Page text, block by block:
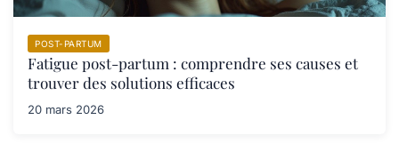
POST-PARTUM
Fatigue post-partum : comprendre ses causes et
trouver des solutions efficaces
20 mars 2026